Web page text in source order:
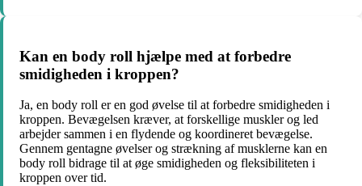
Kan en body roll hjælpe med at forbedre
smidigheden i kroppen?
Ja, en body roll er en god øvelse til at forbedre smidigheden i
kroppen. Bevægelsen kræver, at forskellige muskler og led
arbejder sammen i en flydende og koordineret bevægelse.
Gennem gentagne øvelser og strækning af musklerne kan en
body roll bidrage til at øge smidigheden og fleksibiliteten i
kroppen over tid.